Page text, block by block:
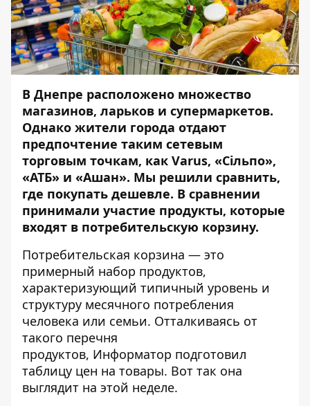
В Днепре расположено множество
магазинов, ларьков и супермаркетов.
Однако жители города отдают
предпочтение таким сетевым
торговым точкам, как Varus, «Сільпо»,
«АТБ» и «Ашан». Мы решили сравнить,
где покупать дешевле. В сравнении
принимали участие продукты, которые
входят в потребительскую корзину.
Потребительская корзина — это
примерный набор продуктов,
характеризующий типичный уровень и
структуру месячного потребления
человека или семьи. Отталкиваясь от
такого перечня
продуктов, Информатор подготовил
таблицу цен на товары. Вот так она
выглядит на этой неделе.